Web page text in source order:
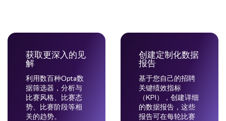
获取更深入的见
解
利用数百种Opta数
据筛选器，分析与
比赛风格、比赛态
势、比赛阶段等相
关的趋势。
创建定制化数据
报告
基于您自己的招聘
关键绩效指标
（KPI），创建详细
的数据报告，这些
报告可在每轮比赛